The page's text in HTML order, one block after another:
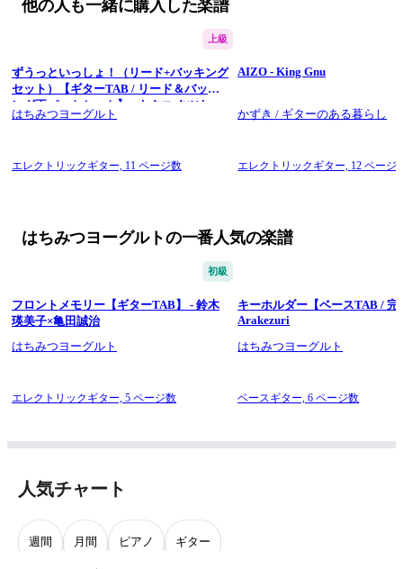
キタニ タツヤ
他の人も一緒に購入した楽譜
上級
ずうっといっしょ！（リード+バッキング
セット）【ギターTAB / リード＆バッキ
ング両パートセット】 - キタニ タツヤ
はちみつヨーグルト
エレクトリックギター, 11 ページ数
AIZO - King Gnu
かずき / ギターのある暮らし
エレクトリックギター, 12 ページ
はちみつヨーグルトの一番人気の楽譜
初級
フロントメモリー【ギターTAB】 - 鈴木
瑛美子×亀田誠治
はちみつヨーグルト
エレクトリックギター, 5 ページ数
キーホルダー【ベースTAB / 完
Arakezuri
はちみつヨーグルト
ベースギター,6 ページ数
人気チャート
週間 月間 ピアノ ギター